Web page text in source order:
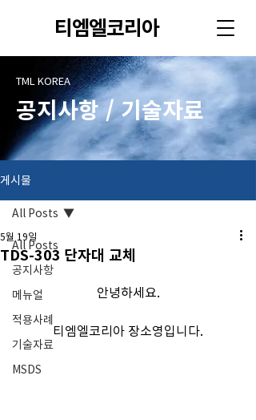
티엠엘코리아
TML KOREA
공지사항 / 기술자료
게시물
All Posts
공지사항
메뉴얼
적용사례
기술자료
MSDS
All Posts
TDS-303 단자대 교체
5월 19일
안녕하세요.
티엠엘코리아 장소영입니다.